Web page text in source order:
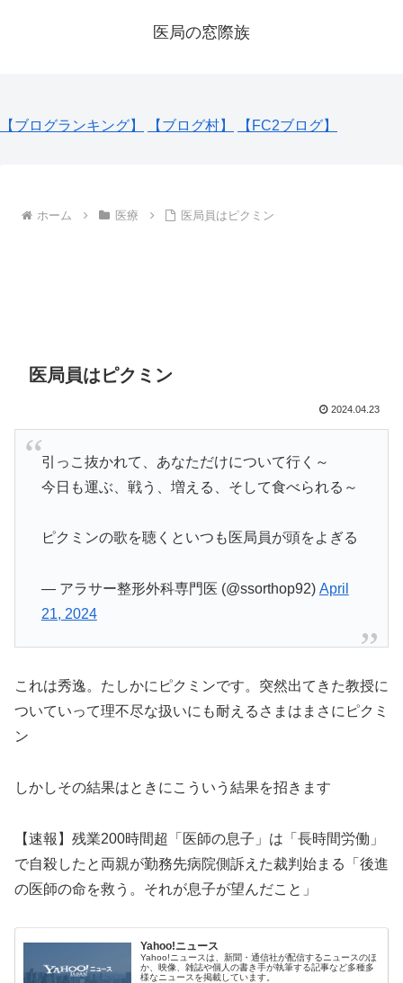
医局の窓際族
【ブログランキング】 【ブログ村】 【FC2ブログ】
ホーム 医療 医局員はピクミン
医局員はピクミン
2024.04.23
引っこ抜かれて、あなただけについて行く～
今日も運ぶ、戦う、増える、そして食べられる～
ピクミンの歌を聴くといつも医局員が頭をよぎる
— アラサー整形外科専門医 (@ssorthop92) April
21, 2024
これは秀逸。たしかにピクミンです。突然出てきた教授に
ついていって理不尽な扱いにも耐えるさまはまさにピクミ
ン
しかしその結果はときにこういう結果を招きます
【速報】残業200時間超「医師の息子」は「長時間労働」
で自殺したと両親が勤務先病院側訴えた裁判始まる「後進
の医師の命を救う。それが息子が望んだこと」
Yahoo!ニュース
Yahoo!ニュースは、新聞・通信社が配信するニュースのほ
か、映像、雑誌や個人の書き手が執筆する記事など多種多
様なニュースを掲載しています。